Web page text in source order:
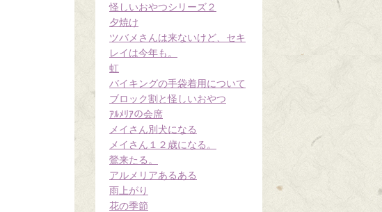
怪しいおやつシリーズ２
夕焼け
ツバメさんは来ないけど、セキ
レイは今年も。
虹
バイキングの手袋着用について
ブロック割と怪しいおやつ
ｱﾙﾒﾘｱの会席
メイさん別犬になる
メイさん１２歳になる。
鶯来たる。
アルメリアあるある
雨上がり
花の季節